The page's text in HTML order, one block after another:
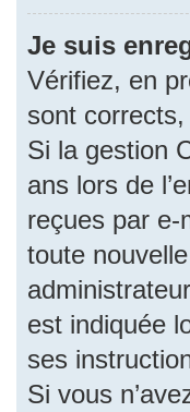
Je suis
Vérifiez, en
sont
Si la gestion
ans lors de
reçues par e-
toute
est indiquée
ses
Si vous